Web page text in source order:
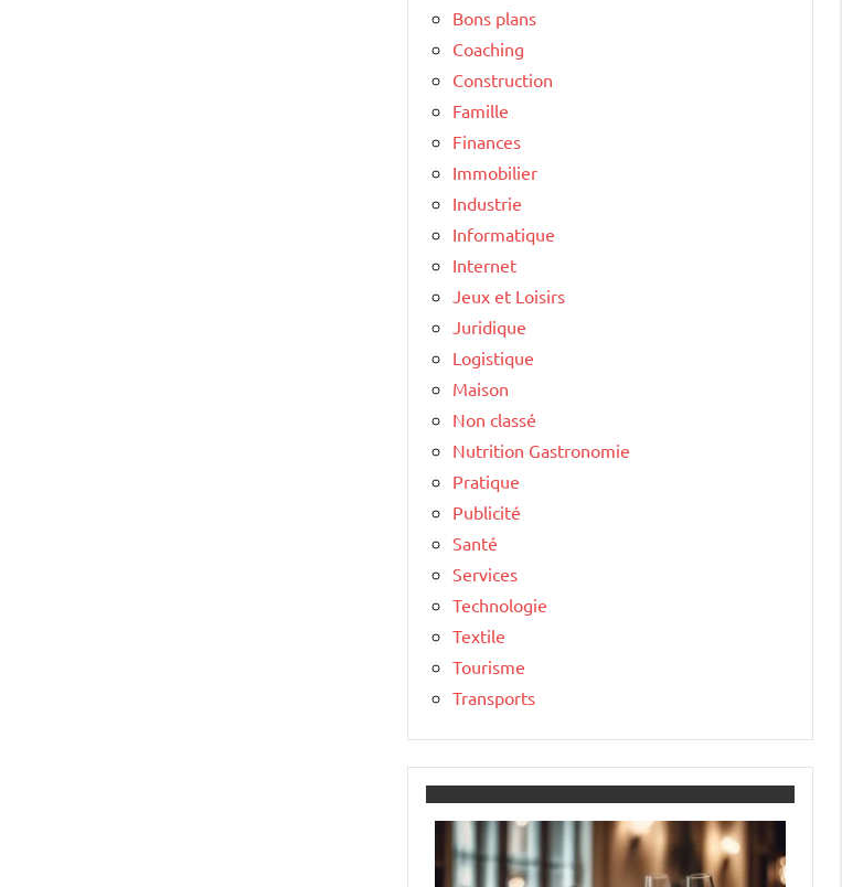
Bons plans
Coaching
Construction
Famille
Finances
Immobilier
Industrie
Informatique
Internet
Jeux et Loisirs
Juridique
Logistique
Maison
Non classé
Nutrition Gastronomie
Pratique
Publicité
Santé
Services
Technologie
Textile
Tourisme
Transports